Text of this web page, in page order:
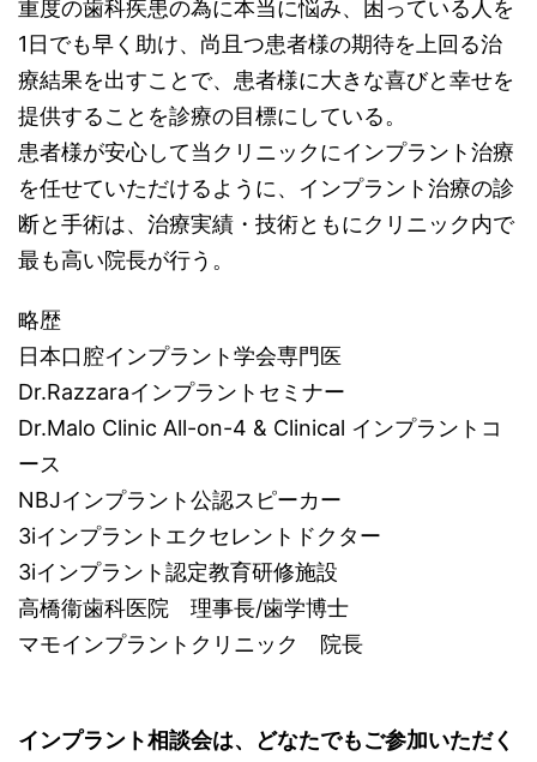
重度の歯科疾患の為に本当に悩み、困っている人を
1日でも早く助け、尚且つ患者様の期待を上回る治
療結果を出すことで、患者様に大きな喜びと幸せを
提供することを診療の目標にしている。
患者様が安心して当クリニックにインプラント治療
を任せていただけるように、インプラント治療の診
断と手術は、治療実績・技術ともにクリニック内で
最も高い院長が行う。
略歴
日本口腔インプラント学会専門医
Dr.Razzaraインプラントセミナー
Dr.Malo Clinic All-on-4 & Clinical インプラントコ
ース
NBJインプラント公認スピーカー
3iインプラントエクセレントドクター
3iインプラント認定教育研修施設
高橋衞歯科医院 理事長/歯学博士
マモインプラントクリニック 院長
インプラント相談会は、どなたでもご参加いただく